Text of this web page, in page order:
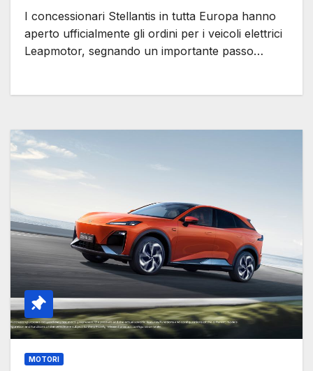
I concessionari Stellantis in tutta Europa hanno
aperto ufficialmente gli ordini per i veicoli elettrici
Leapmotor, segnando un importante passo…
MOTORI